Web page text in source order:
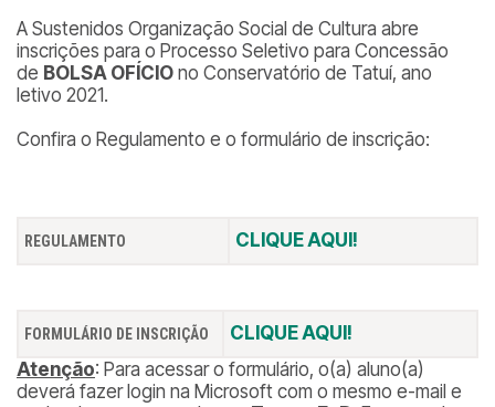
A Sustenidos Organização Social de Cultura abre
inscrições para o Processo Seletivo para Concessão
de BOLSA OFÍCIO no Conservatório de Tatuí, ano
letivo 2021.
Confira o Regulamento e o formulário de inscrição:
REGULAMENTO CLIQUE AQUI!
FORMULÁRIO DE INSCRIÇÃO
CLIQUE AQUI!
Atenção: Para acessar o formulário, o(a) aluno(a)
deverá fazer login na Microsoft com o mesmo e-mail e